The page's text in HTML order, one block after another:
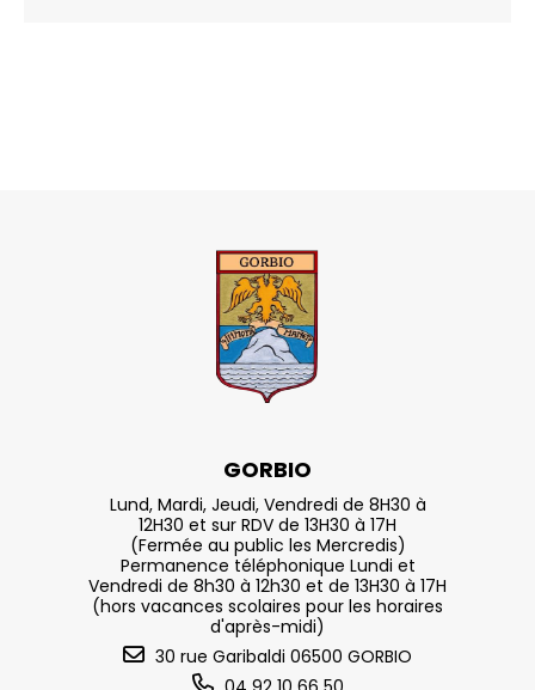
GORBIO
Lund, Mardi, Jeudi, Vendredi de 8H30 à
12H30 et sur RDV de 13H30 à 17H
(Fermée au public les Mercredis)
Permanence téléphonique Lundi et
Vendredi de 8h30 à 12h30 et de 13H30 à 17H
(hors vacances scolaires pour les horaires
d'après-midi)
30 rue Garibaldi 06500 GORBIO